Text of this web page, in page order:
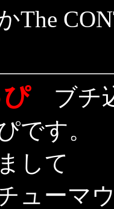
The
ブチ込
です。
して
ューマ